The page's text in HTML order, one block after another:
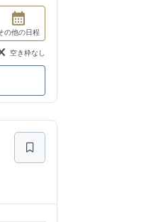
の他の日程
空き枠なし